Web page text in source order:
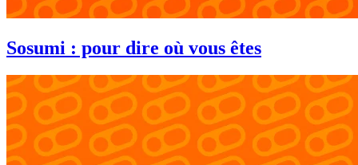
Sosumi : pour dire où vous êtes